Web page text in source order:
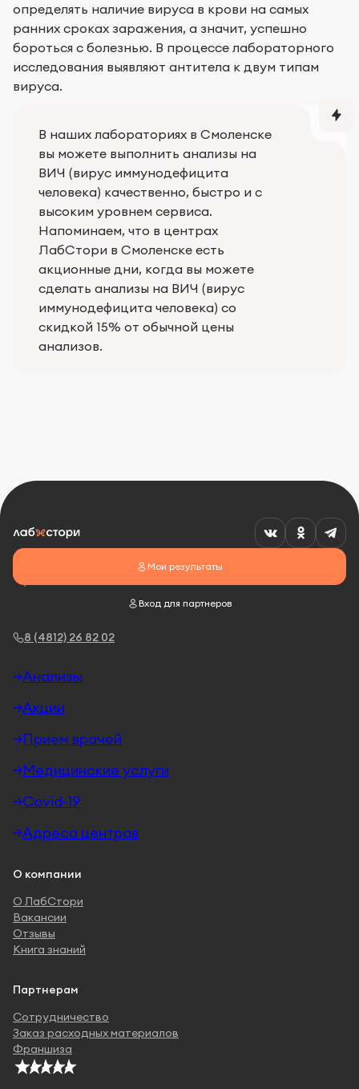
определять наличие вируса в крови на самых
ранних сроках заражения, а значит, успешно
бороться с болезнью. В процессе лабораторного
исследования выявляют антитела к двум типам
вируса.
В наших лабораториях в Смоленске
вы можете выполнить анализы на
ВИЧ (вирус иммунодефицита
человека) качественно, быстро и с
высоким уровнем сервиса.
Напоминаем, что в центрах
ЛабСтори в Смоленске есть
акционные дни, когда вы можете
сделать анализы на ВИЧ (вирус
иммунодефицита человека) со
скидкой 15% от обычной цены
анализов.
8 (4812) 26 82 02
Мои результаты
Вход для партнеров
Анализы
Акции
Прием врачей
Медицинские услуги
Covid-19
Адреса центров
О компании
О ЛабСтори
Вакансии
Отзывы
Книга знаний
Партнерам
Сотрудничество
Заказ расходных материалов
Франшиза